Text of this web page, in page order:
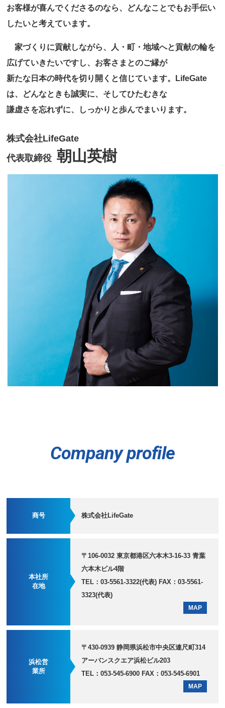
お客様が喜んでくださるのなら、どんなことでもお手伝い
したいと考えています。
家づくりに貢献しながら、人・町・地域へと貢献の輪を
広げていきたいですし、お客さまとのご縁が
新たな日本の時代を切り開くと信じています。LifeGate
は、どんなときも誠実に、そしてひたむきな
謙虚さを忘れずに、しっかりと歩んでまいります。
株式会社LifeGate
代表取締役 朝山英樹
Company profile
商号 株式会社LifeGate
本社所
在地
〒106-0032 東京都港区六本木3-16-33 青葉
六本木ビル4階
TEL：03-5561-3322(代表) FAX：03-5561-
3323(代表)
MAP
浜松営
業所
〒430-0939 静岡県浜松市中央区連尺町314
アーバンスクエア浜松ビル203
TEL：053-545-6900 FAX：053-545-6901
MAP